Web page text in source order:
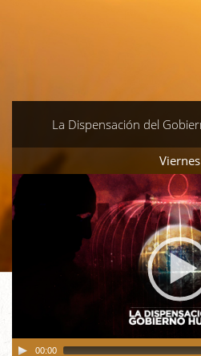
La Dispensación del
Viernes
Video
Player
00:00